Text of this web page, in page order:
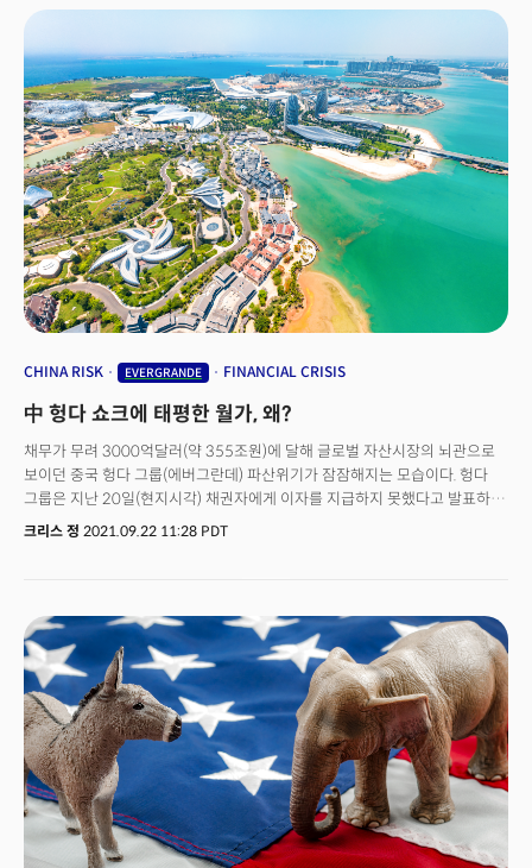
정부가 해결사로 나설 것이라는데 베팅하고 있다. 리먼 사태 당시 미국 정부와
판단이다. 또 모든 것이 민간 주도로 돌아가는 미국과 달리 중국은 정부가 금융
시스템을 통제할 수 있다고 봤다. 미국의 위험 노출 규모가 적다는 점도 빠른
시장 안정의 배경 중 하나다.헝다그룹은 금융·여행·전기차 등으로 문어발식
확장을 해오다 디폴트(채무불이행) 위기에 빠졌다. 23일 예정된 회사채 이자
2억3200만위안(약 421억원)을 예정대로 지급하겠다고 밝히며 급한 불을
껐지만, 내년에 만기가 돌아오는 채무가 77억달러(약 9조300억원)에 달해
위기는 계속될 전망이다.
CHINA RISK EVERGRANDE FINANCIAL CRISIS
中 헝다 쇼크에 태평한 월가, 왜?
채무가 무려 3000억달러(약 355조원)에 달해 글로벌 자산시장의 뇌관으로
보이던 중국 헝다 그룹(에버그란데) 파산위기가 잠잠해지는 모습이다. 헝다
그룹은 지난 20일(현지시각) 채권자에게 이자를 지급하지 못했다고 발표하며
불안을 키웠으나 21일에는 목요일에 돌아오는 8300만달러에 달하는 이자를
과연 중국 정부가 용인할 것인지 여부다. 월가의 많은 전문가들이 '대마불사'를
들어 헝다가 회생할 수 있을 것으로 보고있지만 파산 가능성은 그 어느때보다
높은 것이 사실이다. 중국정부의 복심이라 할 수 있는 관영 매체
글로벌타임스의 후시진 총 편집자는 이미 17일(현지시각) 자신의 웨이보를
통해 "기업은 반드시 시장 방식의 자구 능력을 갖춰야 한다."면서 국가가 해당
분야의 규범을 바로 세우는 조정작업을 할때 일부 기업의 상황이 심각하다고
그 기업을 보호하지는 않는다며 사실상 중국 정부가 파산을 용인할 수 있음을
시사했다. 실제 글로벌 신용 평가사인 스탠다드앤푸어스(S&P)는 지난주
에버그란데의 신용등급을 '파산이 임박했고 회생 가능성이 희박'한 것을
의미하는 CC로 강등했다. 여기에 20일 보고한 보고서에 따르면 "중국 당국은
여러 주요 기업들이 붕괴되면서 시스템 위기를 초래할 경우에만 개입할 것.
크리스 정 2021.09.22 11:28 PDT